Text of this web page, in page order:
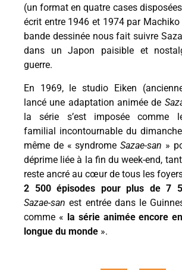
(un format en quatre cases
écrit entre 1946 et 1974 par Machiko
bande dessinée nous fait suivre
dans un Japon paisible et
guerre.
En 1969, le studio Eiken
lancé une adaptation animée de
la série s’est imposée comme
familial incontournable du
même de « syndrome Sazae-san »
déprime liée à la fin du week-end,
reste ancré au cœur de tous les
2 500 épisodes pour plus de 7
Sazae-san est entrée dans le
comme « la série animée encore
longue du monde ».